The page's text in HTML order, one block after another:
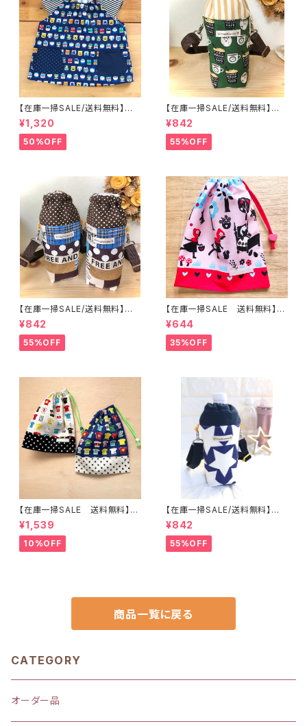
【在庫一掃SALE/送料無料】半
袖子供スモック100cm【電車
柄】★M.16｜通園用のかわいい
トートバッグや子供スモックHos
hizora☆ほしぞら
¥1,320
50%OFF
【在庫一掃SALE/送料無料】洗
える保温保冷ペットボトルカバー
＆水筒ホルダー【白くまカフェ】
子供用★PS.4041｜通園用の
かわいいトートバッグや子供スモ
¥842
55%OFF
【在庫一掃SALE/送料無料】洗
える保温保冷ペットボトルカバー
＆水筒ホルダー☆子供用★PS.
3839｜通園用のかわいいトー
トバッグや子供スモックHoshiz
¥842
55%OFF
【在庫一掃SALE 送料無料】巾
着袋(中)29×24cm【赤ずきんち
ゃんシルエット柄】★KC.6 女
の子 ｜通園通学用のかわいい
巾着袋や入園オーダーHoshiz
¥644
35%OFF
【在庫一掃SALE 送料無料】【2
枚セット】巾着袋(中)30×24cm
【Tシャツ柄】★KC. 男の子 星｜
通園通学用のかわいい巾着袋や
入園オーダーHoshizora☆ほ
¥1,539
10%OFF
【在庫一掃SALE/送料無料】洗
える保温保冷ペットボトルカバー
＆水筒ホルダー【星柄】子供用★
PS.3637｜通園用のかわいい
トートバッグや子供スモックHos
¥842
55%OFF
商品一覧に戻る
CATEGORY
オーダー品